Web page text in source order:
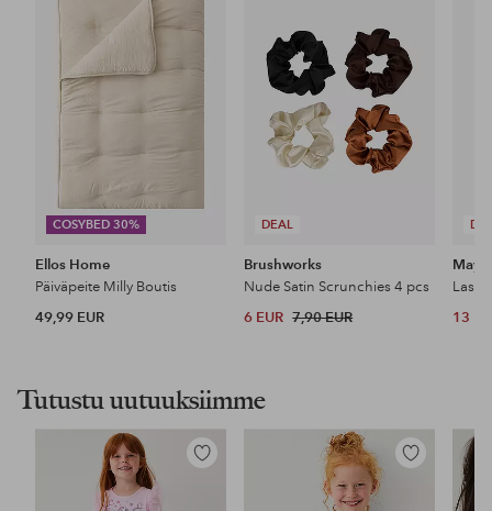
COSYBED 30%
Ellos Home
Päiväpeite Milly Boutis
49,99 EUR
DEAL
Brushworks
Nude Satin Scrunchies 4 pcs
6 EUR 7,90 EUR 13
Tutustu uutuuksiimme
Lisää
Lisää
suosikkeihin